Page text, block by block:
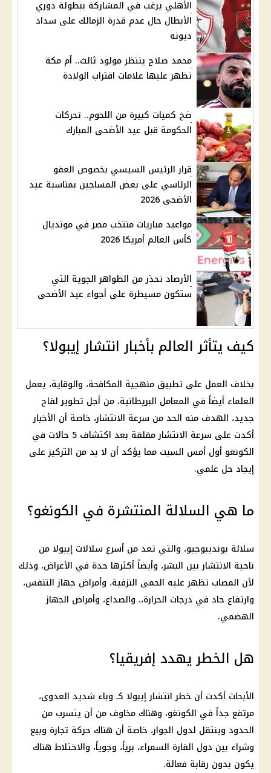
الأهلي يرغب في المشاركة ببطولة دوري
الأبطال حال عدم قدرة الزمالك على سداد
ديونه
محمد صلاح ينتظر مولود ثالث.. أم مكة
تظهر عليها علامات اقتراب الولادة
ضخ كميات كبيرة من اللحوم.. تحركات
الحكومة قبل عيد الأضحى المبارك
قرار الرئيس السيسي بخصوص العفو
الرئاسي على بعض المساجين بمناسبة عيد
الأضحى 2026
مواعيد مباريات منتخب مصر في مونديال
كأس العالم أمريكا 2026
الأرصاد تحذر من الظواهر الجوية التي
ستكون مسيطرة على أجواء عيد الأضحى
كيف يتأثر العالم بأخبار انتشار إيبولا؟
بخلاف العمل على تطبيق منهجية المكافحة، والوقاية، يعمل
العلماء أيضاً في المعامل البريطانية، من أجل تطوير لقاح
جديد، الهدف منه الحد من سرعة الانتشار، خاصة أن الأخبار
أكدت على سرعة الانتشار مقلقة بعد اكتشاف 5 حالات في
الكونغو أول أمس السبت مما يؤكد أن لا بد من التركيز على
إيجاد حل علمي.
ما هي السلالة المنتشرة في الكونغو؟
سلالة بونديبوجيو، والتي تعد من أسرع سلالات إيبولا من
ناحية الانتشار بين البشر، وأيضاً أكثرها حدة في الأعراض، وذلك
لأن المصاب تظهر عليه الحمى النزفية، وأمراض جهاز التنفس،
وارتفاع حاد في درجات الحرارة،، والصداع، وأمراض الجهاز
الهضمي.
هل الخطر يهدد إفريقيا؟
الأبحاث أكدت أن خطر انتشار إيبولا كـ وباء شديد العدوى،
مرتفع جداً في الكونغو، وهناك مخاوف من أن يتسرب من
الحدود وينتقل لدول الجوار، خاصة أن هناك حركة تجارة وبيع
وشراء بين دول القارة السمراء، برياً، وجوياً، والاختلاط هناك
يكون بدون رقابة فعالة.